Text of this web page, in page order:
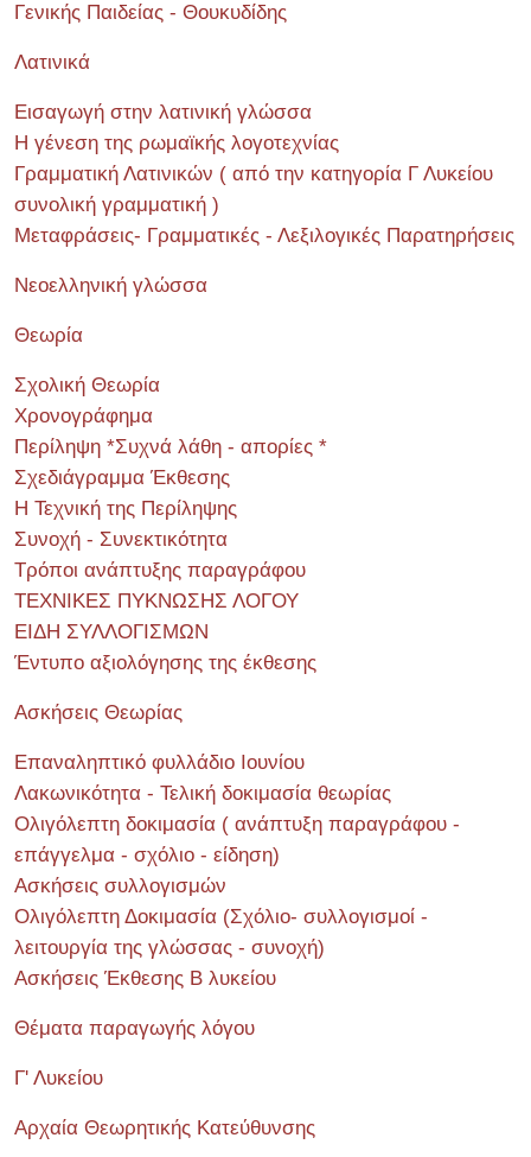
Γενικής Παιδείας - Θουκυδίδης
Λατινικά
Εισαγωγή στην λατινική γλώσσα
Η γένεση της ρωμαϊκής λογοτεχνίας
Γραμματική Λατινικών ( από την κατηγορία Γ Λυκείου
συνολική γραμματική )
Μεταφράσεις- Γραμματικές - Λεξιλογικές Παρατηρήσεις
Νεοελληνική γλώσσα
Θεωρία
Σχολική Θεωρία
Χρονογράφημα
Περίληψη *Συχνά λάθη - απορίες *
Σχεδιάγραμμα Έκθεσης
Η Τεχνική της Περίληψης
Συνοχή - Συνεκτικότητα
Τρόποι ανάπτυξης παραγράφου
ΤΕΧΝΙΚΕΣ ΠΥΚΝΩΣΗΣ ΛΟΓΟΥ
ΕΙΔΗ ΣΥΛΛΟΓΙΣΜΩΝ
Έντυπο αξιολόγησης της έκθεσης
Ασκήσεις Θεωρίας
Επαναληπτικό φυλλάδιο Ιουνίου
Λακωνικότητα - Τελική δοκιμασία θεωρίας
Ολιγόλεπτη δοκιμασία ( ανάπτυξη παραγράφου -
επάγγελμα - σχόλιο - είδηση)
Ασκήσεις συλλογισμών
Ολιγόλεπτη Δοκιμασία (Σχόλιο- συλλογισμοί -
λειτουργία της γλώσσας - συνοχή)
Ασκήσεις Έκθεσης Β λυκείου
Θέματα παραγωγής λόγου
Γ' Λυκείου
Αρχαία Θεωρητικής Κατεύθυνσης